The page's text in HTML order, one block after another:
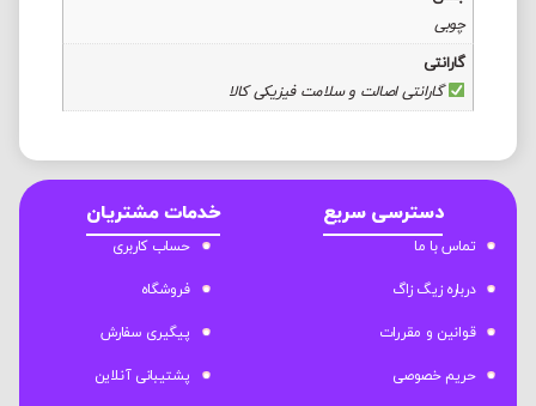
چوبی
گارانتی
گارانتی اصالت و سلامت فیزیکی کالا
دسترسی سریع
تماس با ما
درباره زیگ زاگ
قوانین و مقررات
حریم خصوصی
خدمات مشتریان
حساب کاربری
فروشگاه
پیگیری سفارش
پشتیبانی آنلاین